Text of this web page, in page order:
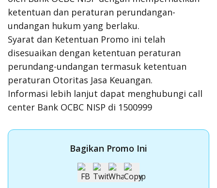
ketentuan dan peraturan perundangan-
undangan hukum yang berlaku.
Syarat dan Ketentuan Promo ini telah
disesuaikan dengan ketentuan peraturan
perundang-undangan termasuk ketentuan
peraturan Otoritas Jasa Keuangan.
Informasi lebih lanjut dapat menghubungi call
center Bank OCBC NISP di 1500999
Bagikan Promo Ini